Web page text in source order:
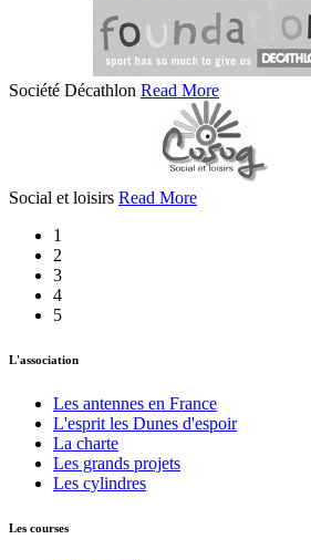
Société Décathlon Read More
Social et loisirs Read More
1
2
3
4
5
L'association
Les antennes en France
L'esprit les Dunes d'espoir
La charte
Les grands projets
Les cylindres
Les courses